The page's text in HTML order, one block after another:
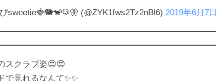
sweetie🍓🐘🐒🐶🦋 (@ZYK1fws2Tz2nBl6) 2019年6月7日
スクラブ姿😍😍
で見れるなんて✨✨